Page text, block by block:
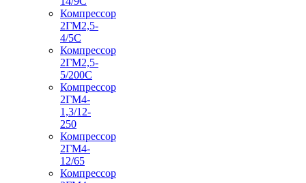
Компрессор
2ГМ2,5-
4/5С
Компрессор
2ГМ2,5-
5/200С
Компрессор
2ГМ4-
1,3/12-
250
Компрессор
2ГМ4-
12/65
Компрессор